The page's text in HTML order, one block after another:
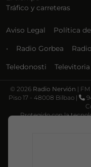
Tráfico y carreteras
Aviso Legal Política
• Radio Gorbea
Teledonosti Televitoria
© 2026 Radio Nervión |
Piso 17 - 48008 Bilbao |
Protegido con la